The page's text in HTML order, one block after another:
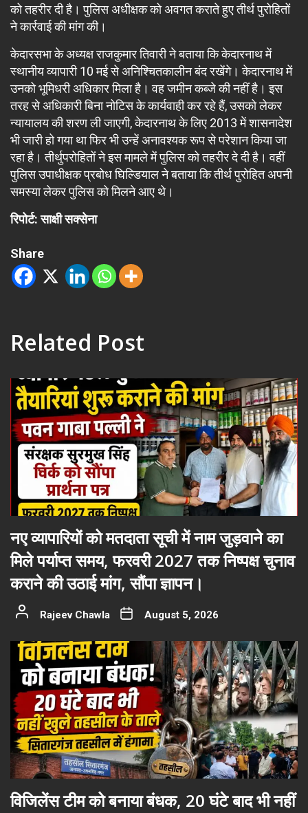
को तहरीर दी है। पुलिस अधीक्षक को अवगत कराते हुए तीर्थ पुरोहितों
ने कार्रवाई की मांग की।
केदारसभा के अध्यक्ष राजकुमार तिवारी ने बताया कि केदारनाथ में
स्थानीय व्यापारी 10 मई से अनिश्चितकालीन बंद रखेंगे। केदारनाथ में
उनको भूमिधरी अधिकार मिला है। वह जमीन कब्जे की नहीं है। इस
तरह से अधिकारी बिना नोटिस के कार्यवाही कर रहे हैं, उसको लेकर
न्यायालय की शरण ली जाएगी, केदारनाथ के लिए 2013 में शासनादेश
भी जारी हो गया था फिर भी उन्हें अनावश्यक रूप से परेशान किया जा
रहा है। तीर्थुपरोहितों ने इस मामले में पुलिस को तहरीर दे दी है। वहीं
पुलिस उपाधीक्षक प्रबोध घिल्डियाल ने बताया कि तीर्थ पुरोहित अपनी
समस्या लेकर पुलिस को मिलने आए थे।
रिपोर्ट: साक्षी सक्सेना
Share
Related Post
नए व्यापारियों को मतदाता सूची में नाम जुड़वाने का
मिले पर्याप्त समय, फरवरी 2027 तक निष्पक्ष चुनाव
कराने की उठाई मांग, सौंपा ज्ञापन।
Rajeev Chawla August 5, 2026
विजिलेंस टीम को बनाया बंधक, 20 घंटे बाद भी नहीं